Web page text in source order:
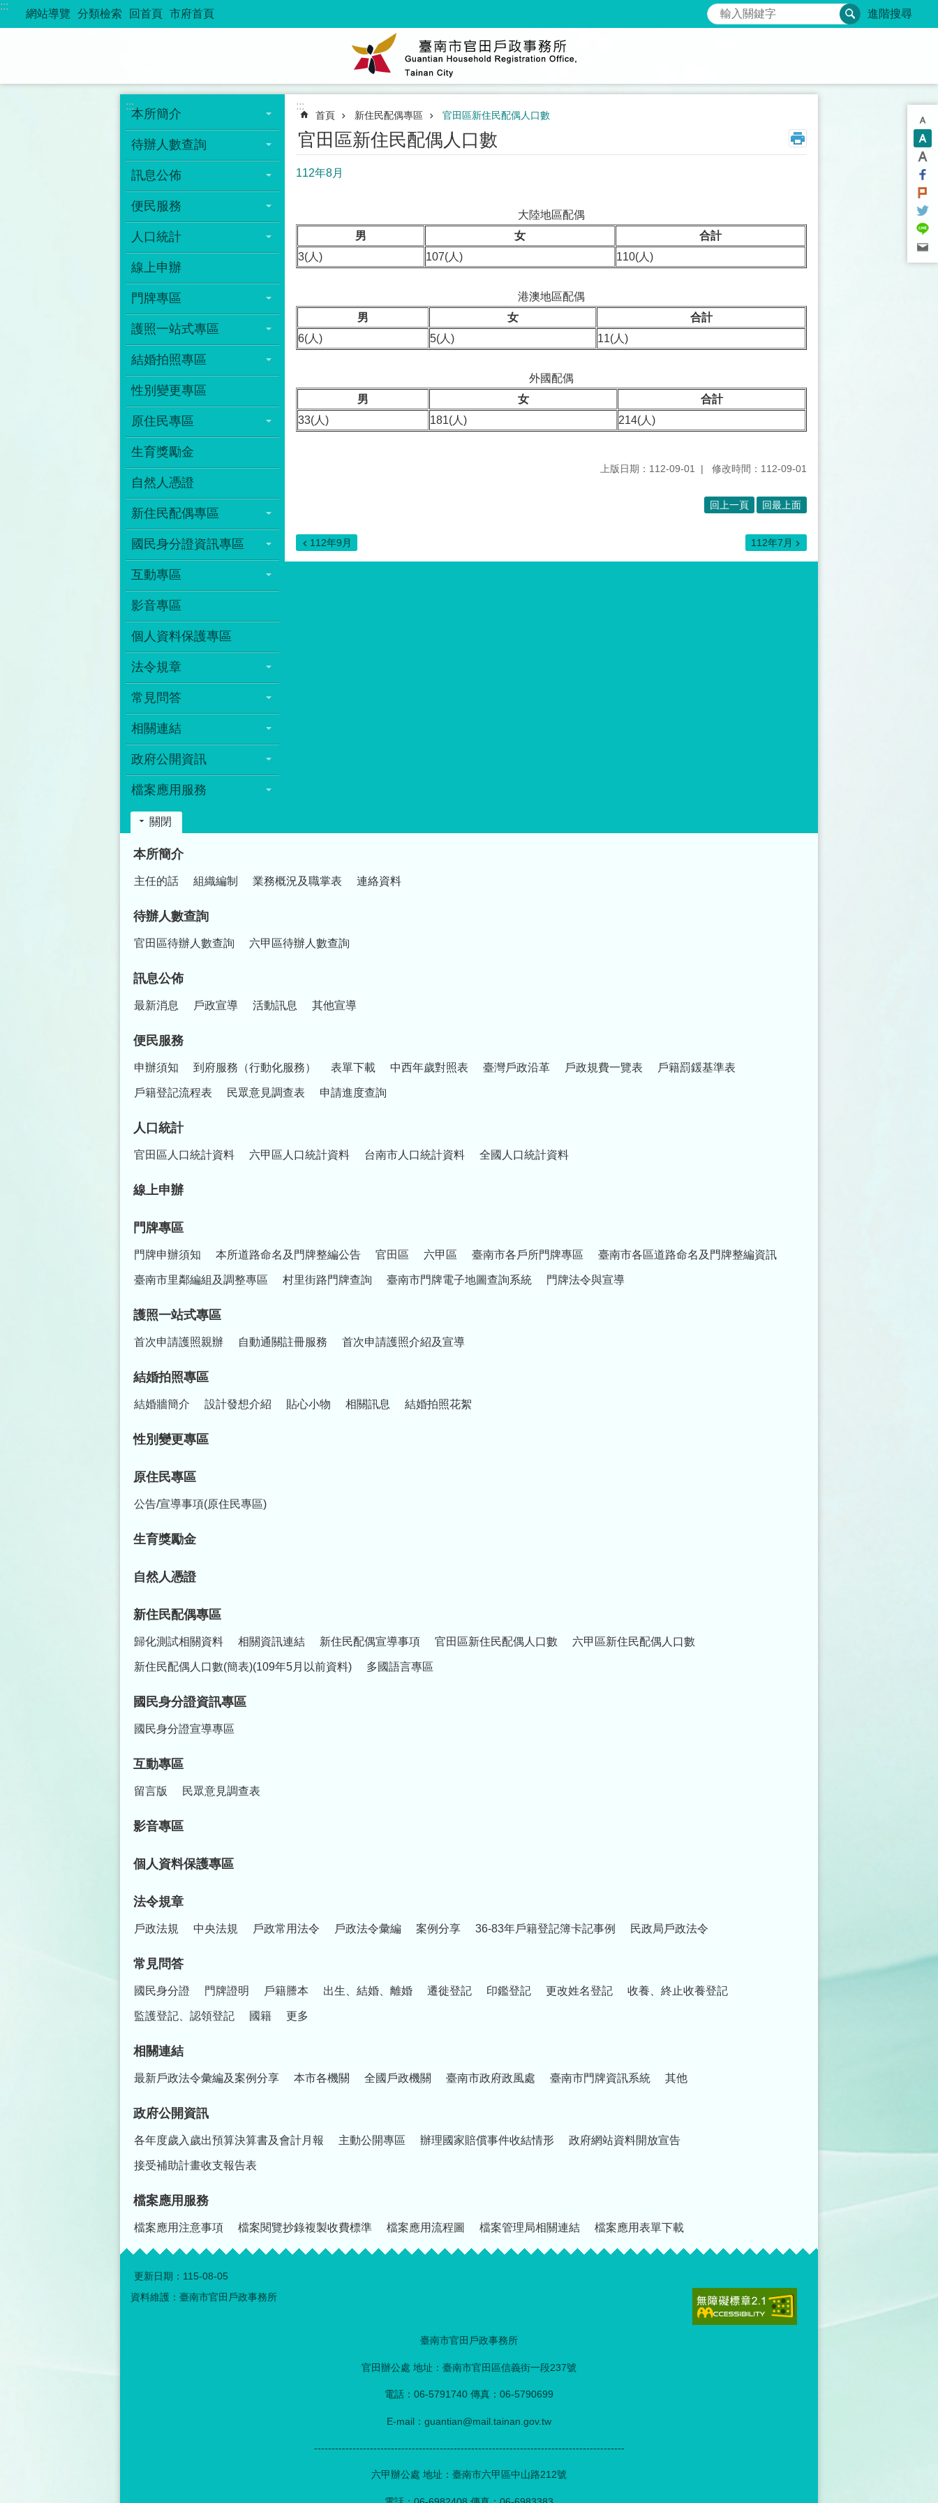
跳到主要內容區塊
:::
網站導覽 分類檢索 回首頁 市府首頁 搜尋 進階搜尋
:::
本所簡介
待辦人數查詢
訊息公佈
便民服務
人口統計
線上申辦
門牌專區
護照一站式專區
結婚拍照專區
性別變更專區
原住民專區
生育獎勵金
自然人憑證
新住民配偶專區
國民身分證資訊專區
互動專區
影音專區
個人資料保護專區
法令規章
常見問答
相關連結
政府公開資訊
檔案應用服務
:::
首頁 新住民配偶專區 官田區新住民配偶人口數
官田區新住民配偶人口數
112年8月
大陸地區配偶
男
女
合計
3(人)
107(人) 110(人)
港澳地區配偶
男
女
合計
6(人)
5(人) 11(人)
外國配偶
男
女
合計
33(人)
181(人) 214(人)
上版日期：112-09-01 修改時間：112-09-01
回上一頁 回最上面
112年9月 112年7月
關閉
本所簡介
主任的話 組織編制 業務概況及職掌表 連絡資料
待辦人數查詢
官田區待辦人數查詢 六甲區待辦人數查詢
訊息公佈
最新消息 戶政宣導 活動訊息 其他宣導
便民服務
申辦須知 到府服務（行動化服務） 表單下載 中西年歲對照表 臺灣戶政沿革 戶政規費一覽表 戶籍罰鍰基準表
戶籍登記流程表 民眾意見調查表 申請進度查詢
人口統計
官田區人口統計資料 六甲區人口統計資料 台南市人口統計資料 全國人口統計資料
線上申辦
門牌專區
門牌申辦須知 本所道路命名及門牌整編公告 官田區 六甲區 臺南市各戶所門牌專區 臺南市各區道路命名及門牌整編資訊
臺南市里鄰編組及調整專區 村里街路門牌查詢 臺南市門牌電子地圖查詢系統 門牌法令與宣導
護照一站式專區
首次申請護照親辦 自動通關註冊服務 首次申請護照介紹及宣導
結婚拍照專區
結婚牆簡介 設計發想介紹 貼心小物 相關訊息 結婚拍照花絮
性別變更專區
原住民專區
公告/宣導事項(原住民專區)
生育獎勵金
自然人憑證
新住民配偶專區
歸化測試相關資料 相關資訊連結 新住民配偶宣導事項 官田區新住民配偶人口數 六甲區新住民配偶人口數
新住民配偶人口數(簡表)(109年5月以前資料) 多國語言專區
國民身分證資訊專區
國民身分證宣導專區
互動專區
留言版 民眾意見調查表
影音專區
個人資料保護專區
法令規章
戶政法規 中央法規 戶政常用法令 戶政法令彙編 案例分享 36-83年戶籍登記簿卡記事例 民政局戶政法令
常見問答
國民身分證 門牌證明 戶籍謄本 出生、結婚、離婚 遷徙登記 印鑑登記 更改姓名登記 收養、終止收養登記
監護登記、認領登記 國籍 更多
相關連結
最新戶政法令彙編及案例分享 本市各機關 全國戶政機關 臺南市政府政風處 臺南市門牌資訊系統 其他
政府公開資訊
各年度歲入歲出預算決算書及會計月報 主動公開專區 辦理國家賠償事件收結情形 政府網站資料開放宣告
接受補助計畫收支報告表
檔案應用服務
檔案應用注意事項 檔案閱覽抄錄複製收費標準 檔案應用流程圖 檔案管理局相關連結 檔案應用表單下載
更新日期： 115-08-05
資料維護：臺南市官田戶政事務所
臺南市官田戶政事務所
官田辦公處 地址：臺南市官田區信義街一段237號
電話：06-5791740 傳真：06-5790699
E-mail：guantian@mail.tainan.gov.tw
-----------------------------------------------------------------------------------------
六甲辦公處 地址：臺南市六甲區中山路212號